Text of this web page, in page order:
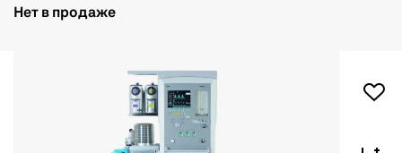
Нет в продаже